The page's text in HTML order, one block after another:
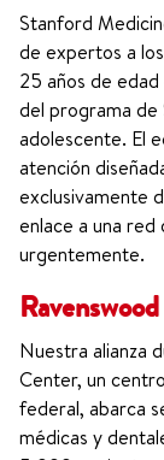
Stanford
de expertos a
25 años de
del programa de
adolescente. El
atención
exclusivamente
enlace a una
urgentemente.
Nuestra alianza
Center, un
federal, abarca
médicas y